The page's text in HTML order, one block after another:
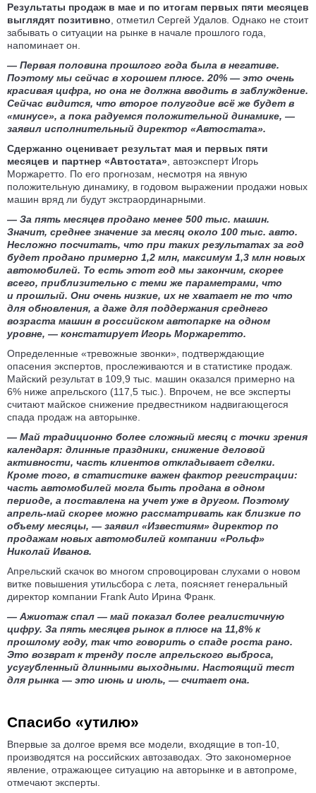
Результаты продаж в мае и по итогам первых пяти месяцев
выглядят позитивно , отметил Сергей Удалов. Однако не стоит
забывать о ситуации на рынке в начале прошлого года,
напоминает он.
— Первая половина прошлого года была в негативе.
Поэтому мы сейчас в хорошем плюсе. 20% — это очень
красивая цифра, но она не должна вводить в заблуждение.
Сейчас видится, что второе полугодие всё же будет в
«минусе», а пока радуемся положительной динамике, —
заявил исполнительный директор «Автостата».
Сдержанно оценивает результат мая и первых пяти
месяцев и партнер «Автостата» , автоэксперт Игорь
Моржаретто. По его прогнозам, несмотря на явную
положительную динамику, в годовом выражении продажи новых
машин вряд ли будут экстраординарными.
— За пять месяцев продано менее 500 тыс. машин.
Значит, среднее значение за месяц около 100 тыс. авто.
Несложно посчитать, что при таких результатах за год
будет продано примерно 1,2 млн, максимум 1,3 млн новых
автомобилей. То есть этот год мы закончим, скорее
всего, приблизительно с теми же параметрами, что
и прошлый. Они очень низкие, их не хватает не то что
для обновления, а даже для поддержания среднего
возраста машин в российском автопарке на одном
уровне, — констатирует Игорь Моржаретто.
Определенные «тревожные звонки», подтверждающие
опасения экспертов, прослеживаются и в статистике продаж.
Майский результат в 109,9 тыс. машин оказался примерно на
6% ниже апрельского (117,5 тыс.). Впрочем, не все эксперты
считают майское снижение предвестником надвигающегося
спада продаж на авторынке.
— Май традиционно более сложный месяц с точки зрения
календаря: длинные праздники, снижение деловой
активности, часть клиентов откладывает сделки.
Кроме того, в статистике важен фактор регистрации:
часть автомобилей могла быть продана в одном
периоде, а поставлена на учет уже в другом. Поэтому
апрель-май скорее можно рассматривать как близкие по
объему месяцы, — заявил «Известиям» директор по
продажам новых автомобилей компании «Рольф»
Николай Иванов.
Апрельский скачок во многом спровоцирован слухами о новом
витке повышения утильсбора с лета, поясняет генеральный
директор компании Frank Auto Ирина Франк.
— Ажиотаж спал — май показал более реалистичную
цифру. За пять месяцев рынок в плюсе на 11,8% к
прошлому году, так что говорить о спаде роста рано.
Это возврат к тренду после апрельского выброса,
усугубленный длинными выходными. Настоящий тест
для рынка — это июнь и июль, — считает она.
Спасибо «утилю»
Впервые за долгое время все модели, входящие в топ-10,
производятся на российских автозаводах. Это закономерное
явление, отражающее ситуацию на авторынке и в автопроме,
отмечают эксперты.